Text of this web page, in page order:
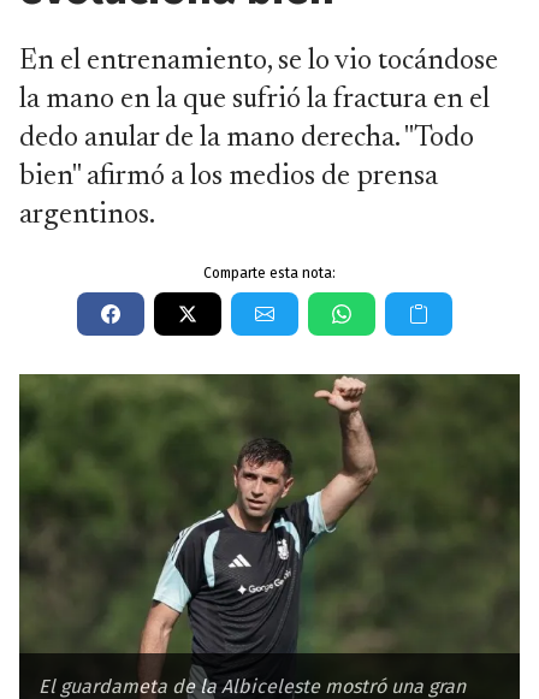
En el entrenamiento, se lo vio tocándose
la mano en la que sufrió la fractura en el
dedo anular de la mano derecha. "Todo
bien" afirmó a los medios de prensa
argentinos.
Comparte esta nota:
El guardameta de la Albiceleste mostró una gran